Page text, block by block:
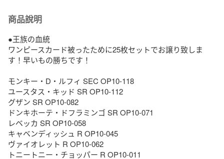
商品說明
●王族の血統
ワンピースカード被ったために25枚セットでお譲り致しま
す！早いもの勝ちです！
モンキー・D・ルフィ SEC OP10-118
ユースタス・キッド SR OP10-112
グザン SR OP10-082
ドンキホーテ・ドフラミンゴ SR OP10-071
レベッカ SR OP10-058
キャベンディッシュ R OP10-045
ヴァイオレット R OP10-062
トニートニー・チョッパー R OP10-011